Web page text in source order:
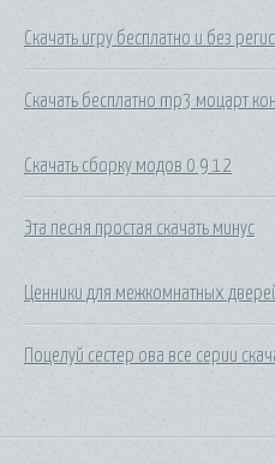
Скачать игру бесплатно и без
Скачать бесплатно mp3 моцарт
Скачать сборку модов 0 9 12
Эта песня простая скачать минус
Ценники для межкомнатных
Поцелуй сестер ова все серии